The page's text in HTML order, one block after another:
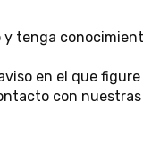
y tenga
en el que
con